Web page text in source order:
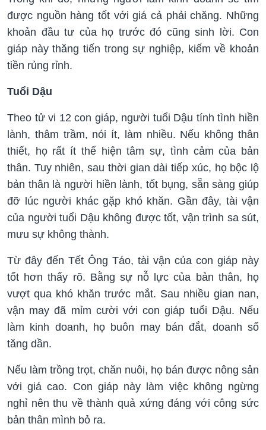
được nguồn hàng tốt với giá cả phải chăng. Những
khoản đầu tư của họ trước đó cũng sinh lời. Con
giáp này thăng tiến trong sự nghiệp, kiếm về khoản
tiền rủng rỉnh.
Tuổi Dậu
Theo tử vi 12 con giáp, người tuổi Dậu tính tình hiền
lành, thâm trầm, nói ít, làm nhiều. Nếu không thân
thiết, họ rất ít thể hiện tâm sự, tình cảm của bản
thân. Tuy nhiên, sau thời gian dài tiếp xúc, họ bộc lộ
bản thân là người hiền lành, tốt bụng, sẵn sàng giúp
đỡ lúc người khác gặp khó khăn. Gần đây, tài vận
của người tuổi Dậu không được tốt, vận trình sa sút,
mưu sự không thành.
Từ đây đến Tết Ông Táo, tài vận của con giáp này
tốt hơn thấy rõ. Bằng sự nỗ lực của bản thân, họ
vượt qua khó khăn trước mắt. Sau nhiều gian nan,
vận may đã mỉm cười với con giáp tuổi Dậu. Nếu
làm kinh doanh, họ buôn may bán đắt, doanh số
tăng dần.
Nếu làm trồng trọt, chăn nuôi, họ bán được nông sản
với giá cao. Con giáp này làm việc không ngừng
nghỉ nên thu về thành quả xứng đáng với công sức
bản thân mình bỏ ra.